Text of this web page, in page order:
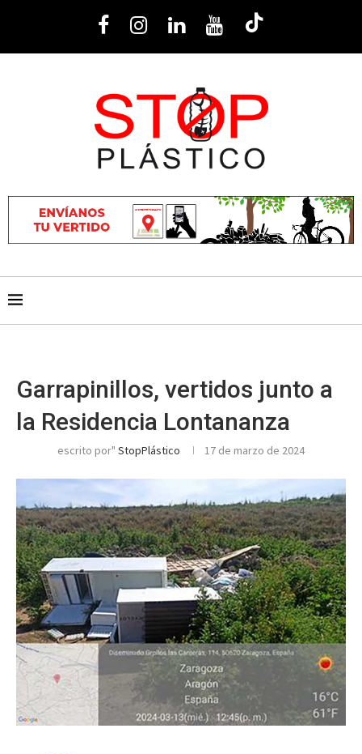
Garrapinillos, vertidos junto a
la Residencia Lontananza
escrito por" StopPlástico 17 de marzo de 2024